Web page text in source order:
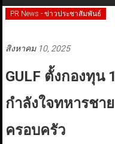
PR News - ข่าวประชาสัมพันธ์
สิงหาคม 10, 2025
GULF ตั้งกองทุ
กำลังใจทหารชา
ครอบครัว